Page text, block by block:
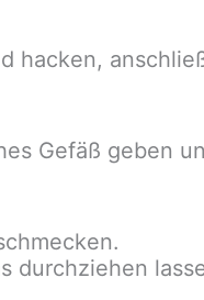
hacken,
Gefäß geben
durchziehen